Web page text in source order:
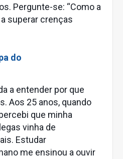
Pergunte-se: “Como a
superar crenças
do
a entender por que
Aos 25 anos, quando
que minha
vinha de
Estudar
me ensinou a ouvir